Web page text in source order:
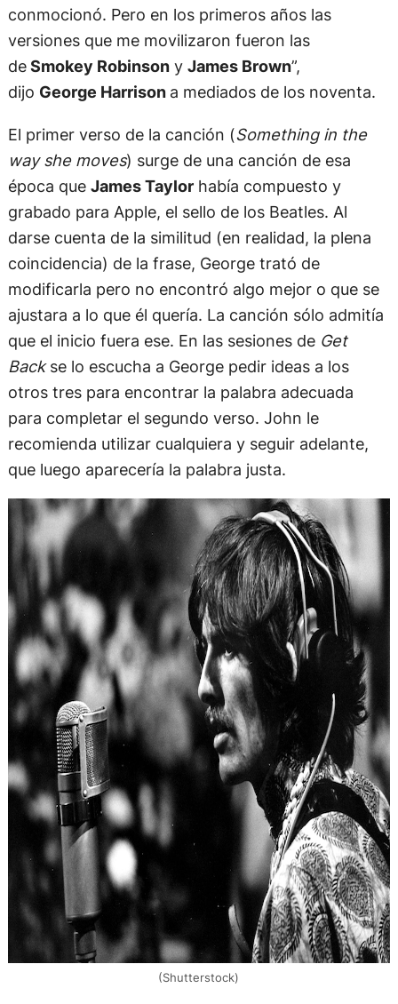
conmocionó. Pero en los primeros años las
versiones que me movilizaron fueron las
deSmokey Robinsony James Brown”,
dijo George Harrison a mediados de los noventa.
El primer verso de la canción (Something in the
way she moves) surge de una canción de esa
época que James Taylorhabía compuesto y
grabado para Apple, el sello de los Beatles. Al
darse cuenta de la similitud (en realidad, la plena
coincidencia) de la frase, George trató de
modificarla pero no encontró algo mejor o que se
ajustara a lo que él quería. La canción sólo admitía
que el inicio fuera ese. En las sesiones de Get
Backse lo escucha a George pedir ideas a los
otros tres para encontrar la palabra adecuada
para completar el segundo verso. John le
recomienda utilizar cualquiera y seguir adelante,
que luego aparecería la palabra justa.
(Shutterstock)